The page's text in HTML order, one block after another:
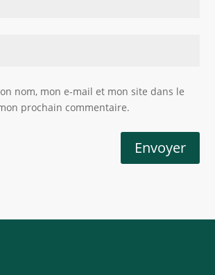
nom, mon e-mail et mon site dans le
prochain commentaire.
Envoyer